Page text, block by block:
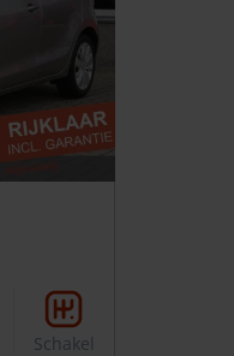
Schakel